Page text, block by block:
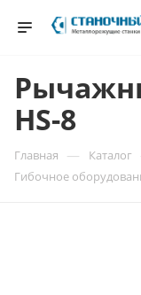
HS-8
Главная — Каталог
Гибочное